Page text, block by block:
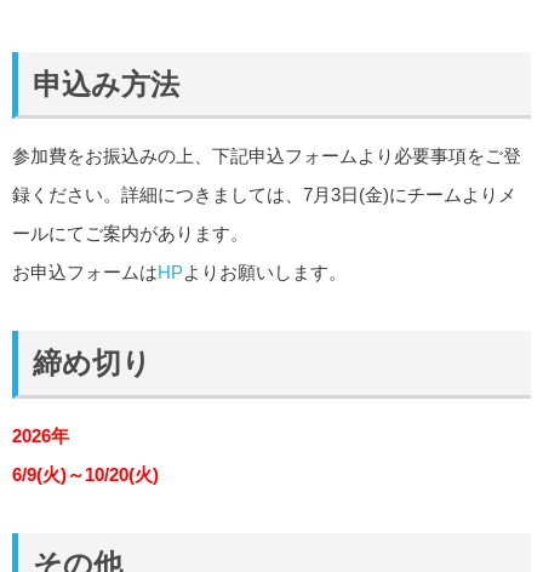
申込み方法
参加費をお振込みの上、下記申込フォームより必要事項をご登
録ください。詳細につきましては、7月3日(金)にチームよりメ
ールにてご案内があります。
お申込フォームはHPよりお願いします。
締め切り
2026年
6/9(火)～10/20(火)
その他